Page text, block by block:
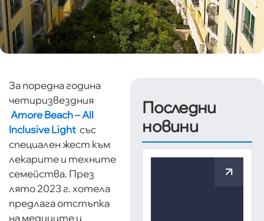
За поредна година
четиризвездния
Amore Beach – All
Inclusive Light със
специален жест към
лекарите и техните
семейства. През
лято 2023 г. хотела
предлага отстъпка
на медиците и
Последни
новини